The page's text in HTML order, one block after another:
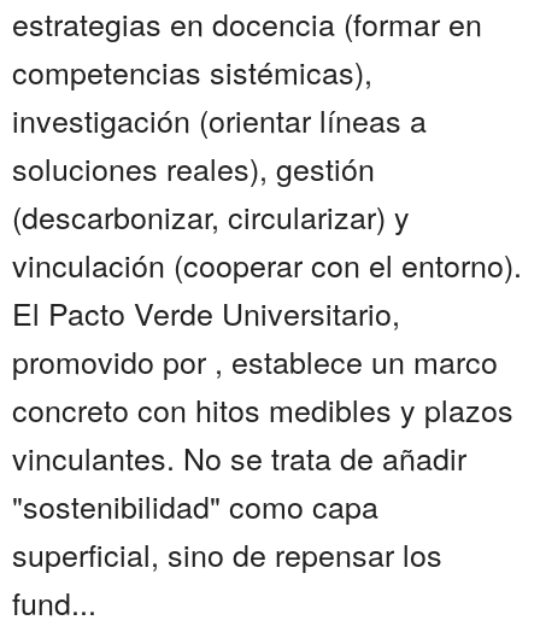
estrategias en docencia (formar en
competencias sistémicas),
investigación (orientar líneas a
soluciones reales), gestión
(descarbonizar, circularizar) y
vinculación (cooperar con el entorno).
El Pacto Verde Universitario,
promovido por , establece un marco
concreto con hitos medibles y plazos
vinculantes. No se trata de añadir
"sostenibilidad" como capa
superficial, sino de repensar los
fund...